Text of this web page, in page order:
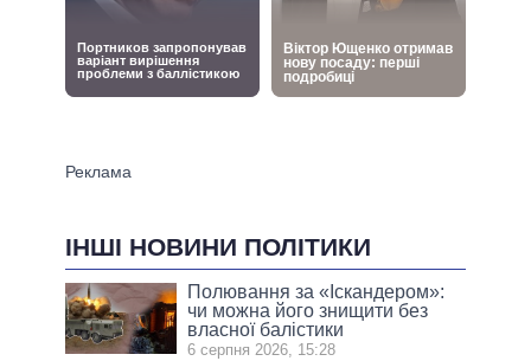
ІНШІ НОВИНИ ПОЛІТИКИ
Полювання за «Іскандером»:
чи можна його знищити без
власної балістики
6 серпня 2026, 15:28